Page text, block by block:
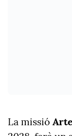
La missió